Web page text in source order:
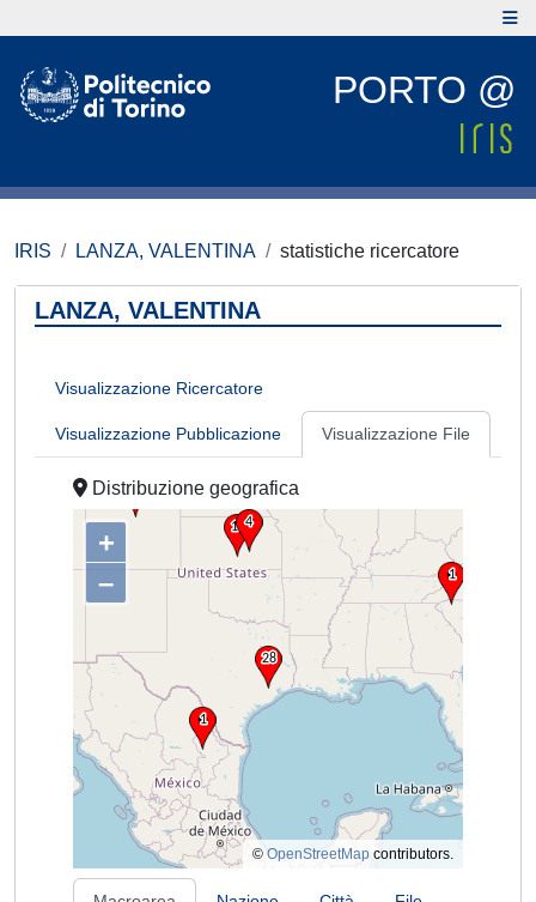
PORTO @
IRIS LANZA, VALENTINA statistiche ricercatore
LANZA, VALENTINA
Visualizzazione Ricercatore
Visualizzazione Pubblicazione Visualizzazione File
Distribuzione geografica
+
–
© OpenStreetMap contributors.